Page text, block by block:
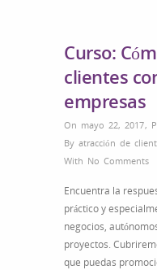
Curso:
clientes
empresas
On mayo 22, 2017,
By atracción de
With No Comments
Encuentra la
práctico y
negocios,
proyectos.
que puedas